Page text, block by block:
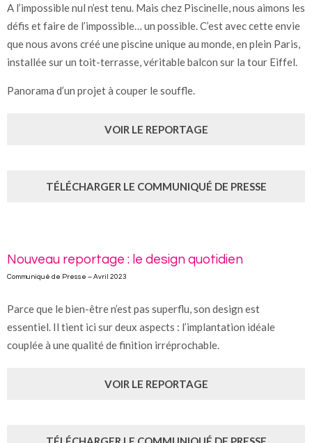
A l’impossible nul n’est tenu. Mais chez Piscinelle, nous aimons les
défis et faire de l’impossible… un possible. C’est avec cette envie
que nous avons créé une piscine unique au monde, en plein Paris,
installée sur un toit-terrasse, véritable balcon sur la tour Eiffel.
Panorama d’un projet à couper le souffle.
VOIR LE REPORTAGE
TÉLÉCHARGER LE COMMUNIQUÉ DE PRESSE
Nouveau reportage : le design quotidien
Communiqué de Presse – Avril 2023
Parce que le bien-être n’est pas superflu, son design est
essentiel. Il tient ici sur deux aspects : l’implantation idéale
couplée à une qualité de finition irréprochable.
VOIR LE REPORTAGE